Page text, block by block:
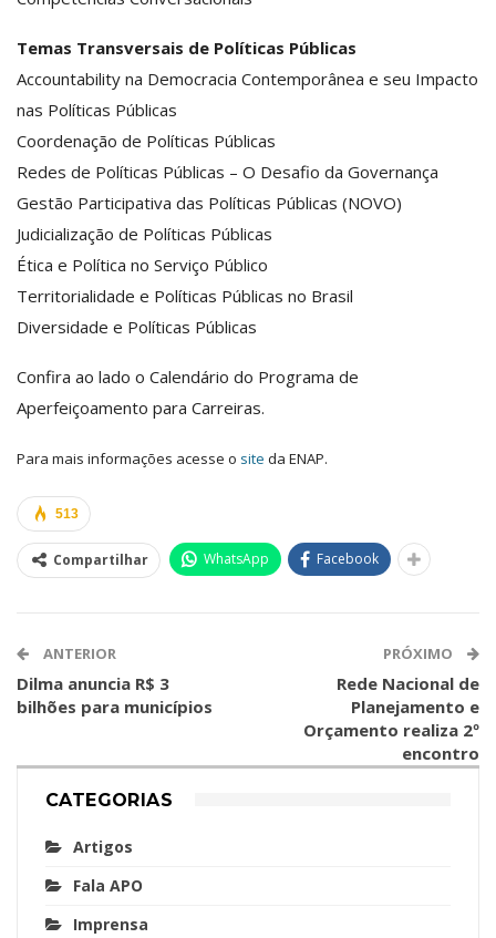
Temas Transversais de Políticas Públicas
Accountability na Democracia Contemporânea e seu Impacto
nas Políticas Públicas
Coordenação de Políticas Públicas
Redes de Políticas Públicas – O Desafio da Governança
Gestão Participativa das Políticas Públicas (NOVO)
Judicialização de Políticas Públicas
Ética e Política no Serviço Público
Territorialidade e Políticas Públicas no Brasil
Diversidade e Políticas Públicas
Confira ao lado o Calendário do Programa de
Aperfeiçoamento para Carreiras.
Para mais informações acesse o site da ENAP.
513
Compartilhar WhatsApp Facebook
ANTERIOR
Dilma anuncia R$ 3
bilhões para municípios
PRÓXIMO
Rede Nacional de
Planejamento e
Orçamento realiza 2º
encontro
CATEGORIAS
Artigos
Fala APO
Imprensa